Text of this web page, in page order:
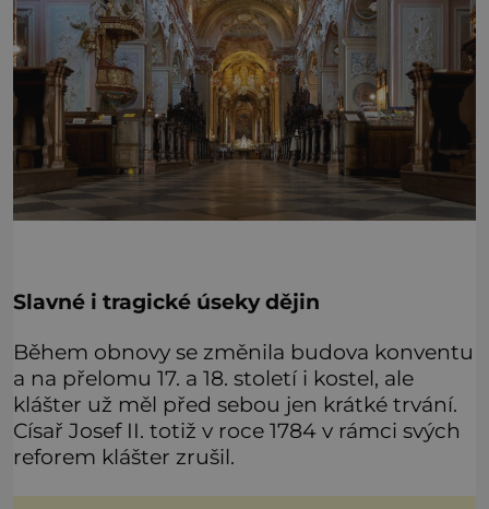
Slavné i tragické úseky dějin
Během obnovy se změnila budova konventu
a na přelomu 17. a 18. století i kostel, ale
klášter už měl před sebou jen krátké trvání.
Císař Josef II. totiž v roce 1784 v rámci svých
reforem klášter zrušil.